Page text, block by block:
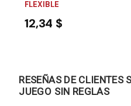
FLEXIBLE
12,34 $
RESEÑAS DE CLIENTES
JUEGO SIN REGLAS